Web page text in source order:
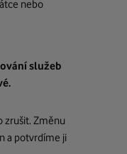
nebo
služeb
zrušit. Změnu
a potvrdíme ji